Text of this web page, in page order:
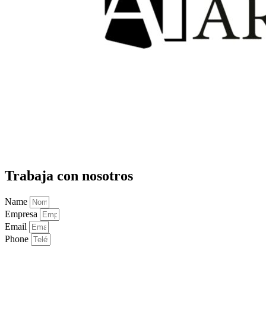
Trabaja con nosotros
Name
Empresa
Email
Phone